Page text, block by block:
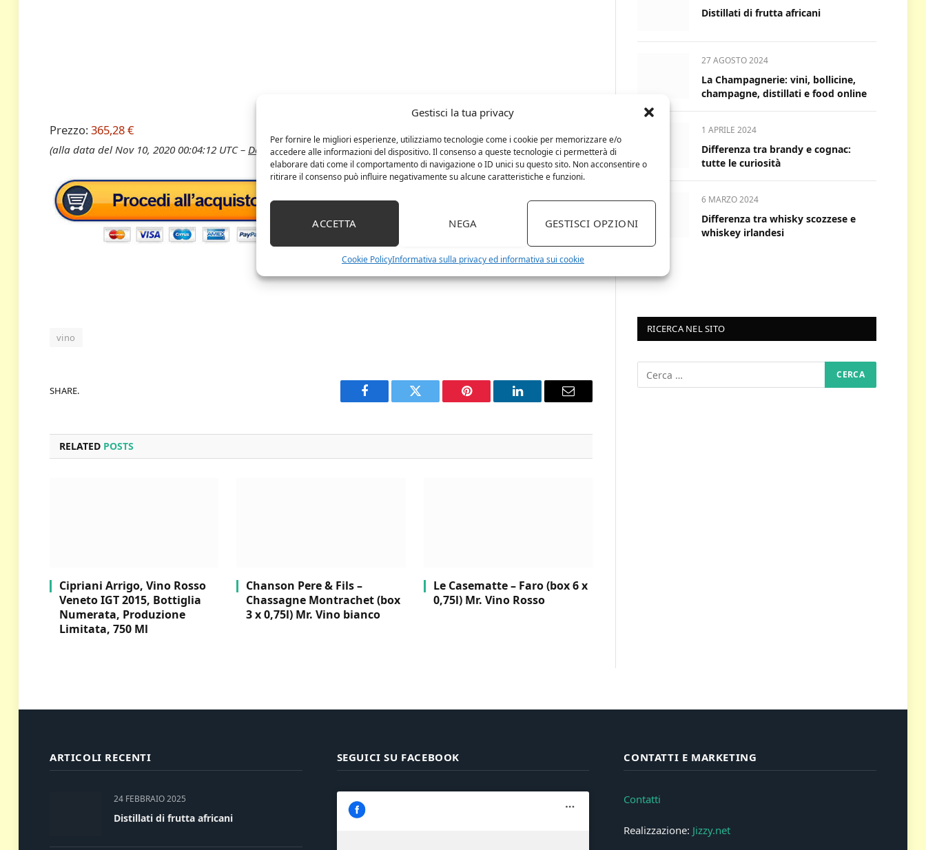
Gestisci la tua privacy
Per fornire le migliori esperienze, utilizziamo tecnologie come i cookie per memorizzare e/o
accedere alle informazioni del dispositivo. Il consenso a queste tecnologie ci permetterà di
elaborare dati come il comportamento di navigazione o ID unici su questo sito. Non acconsentire o
ritirare il consenso può influire negativamente su alcune caratteristiche e funzioni.
ACCETTA NEGA GESTISCI OPZIONI
Cookie PolicyInformativa sulla privacy ed informativa sui cookie
Prezzo:365,28 €
(alla data del Nov 10, 2020 00:04:12 UTC – Dettagli)
vino
SHARE.
Facebook Twitter Pinterest LinkedIn Email
RELATED POSTS
Cipriani Arrigo, Vino Rosso
Veneto IGT 2015, Bottiglia
Numerata, Produzione
Limitata, 750 Ml
Chanson Pere & Fils –
Chassagne Montrachet (box
3 x 0,75l) Mr. Vino bianco
Le Casematte – Faro (box 6 x
0,75l) Mr. Vino Rosso
Distillati di frutta africani
27 AGOSTO 2024
La Champagnerie: vini, bollicine,
champagne, distillati e food online
1 APRILE 2024
Differenza tra brandy e cognac:
tutte le curiosità
6 MARZO 2024
Differenza tra whisky scozzese e
whiskey irlandesi
RICERCA NEL SITO
ARTICOLI RECENTI
24 FEBBRAIO 2025
Distillati di frutta africani
SEGUICI SU FACEBOOK CONTATTI E MARKETING
Contatti
Realizzazione: Jizzy.net